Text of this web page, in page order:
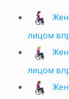
лицом
лицом